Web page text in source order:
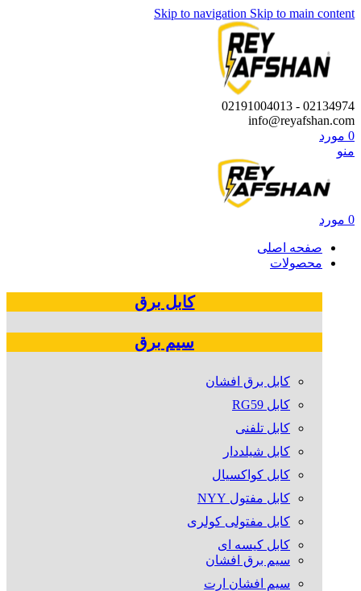
Skip to navigation Skip to main content
02134974 - 02191004013
info@reyafshan.com
0 مورد
منو
0 مورد
صفحه اصلی
محصولات
کابل‌ برق
سیم‌ برق
کابل برق افشان
کابل RG59
کابل تلفنی
کابل شیلددار
کابل کواکسیال
کابل مفتول NYY
کابل مفتولی کولری
کابل کیسه ای
سیم برق افشان
سیم افشان ارت